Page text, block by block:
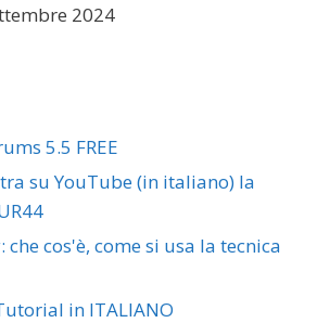
2024
5.5 FREE
su YouTube (in italiano) la
che cos'è, come si usa la tecnica
in ITALIANO